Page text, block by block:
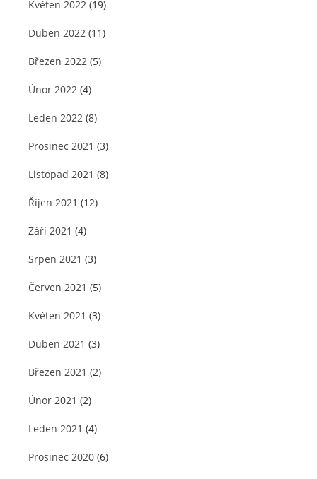
Květen 2022 (19)
Duben 2022 (11)
Březen 2022 (5)
Únor 2022 (4)
Leden 2022 (8)
Prosinec 2021 (3)
Listopad 2021 (8)
Říjen 2021 (12)
Září 2021 (4)
Srpen 2021 (3)
Červen 2021 (5)
Květen 2021 (3)
Duben 2021 (3)
Březen 2021 (2)
Únor 2021 (2)
Leden 2021 (4)
Prosinec 2020 (6)